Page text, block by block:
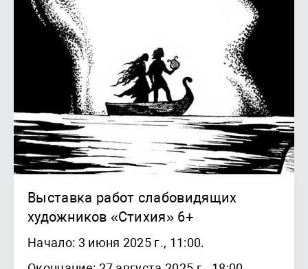
Выставка работ слабовидящих
художников «Стихия» 6+
Начало: 3 июня 2025 г., 11:00.